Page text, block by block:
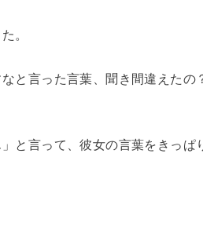
。
と言った言葉、聞き間違えたの
と言って、彼女の言葉をきっぱ